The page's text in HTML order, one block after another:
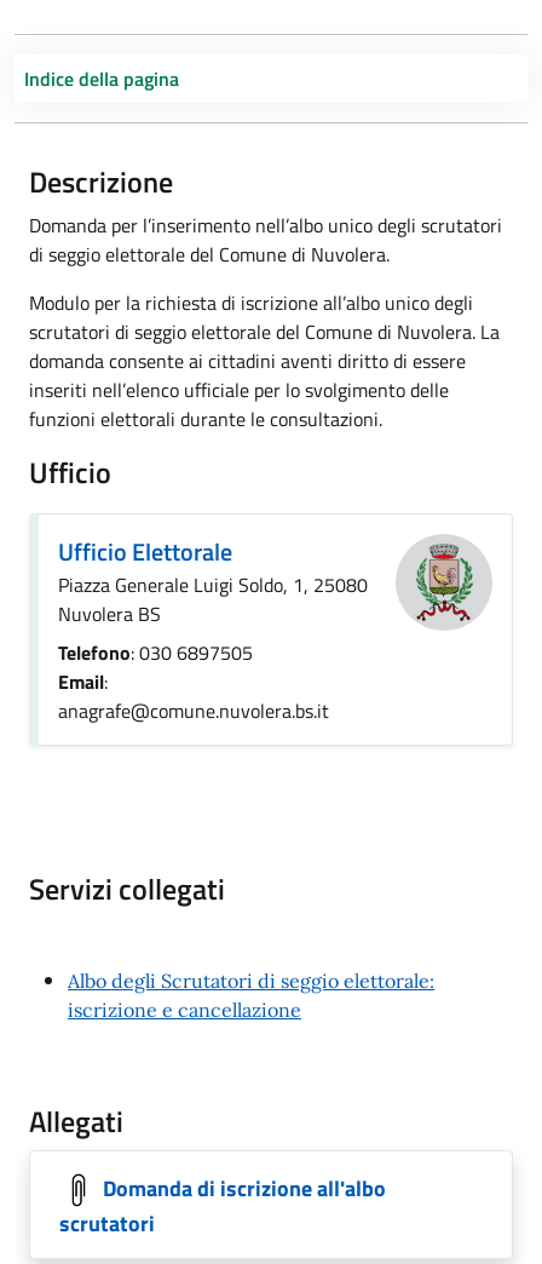
Indice della pagina
Descrizione
Domanda per l’inserimento nell’albo unico degli scrutatori
di seggio elettorale del Comune di Nuvolera.
Modulo per la richiesta di iscrizione all’albo unico degli
scrutatori di seggio elettorale del Comune di Nuvolera. La
domanda consente ai cittadini aventi diritto di essere
inseriti nell’elenco ufficiale per lo svolgimento delle
funzioni elettorali durante le consultazioni.
Ufficio
Ufficio Elettorale
Piazza Generale Luigi Soldo, 1, 25080
Nuvolera BS
Telefono: 030 6897505
Email:
anagrafe@comune.nuvolera.bs.it
Servizi collegati
Albo degli Scrutatori di seggio elettorale:
iscrizione e cancellazione
Allegati
Domanda di iscrizione all'albo
scrutatori